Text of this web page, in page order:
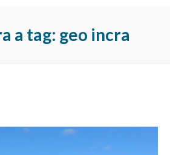
a tag: geo incra